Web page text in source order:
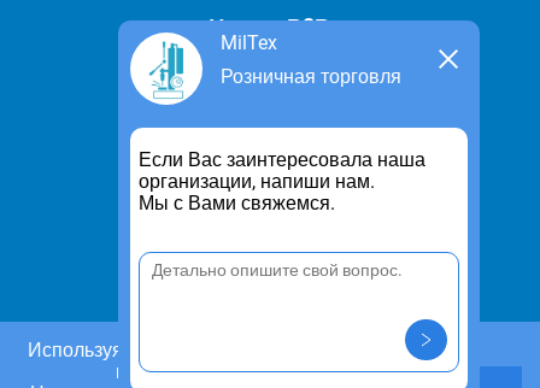
MilTex
Розничная торговля
Если Вас заинтересовала наша
организации, напиши нам.
Мы с Вами свяжемся.
Используя этот сайт, Вы даете согласие на
использование cookies.
Услуги В2В
Найти услугу
Предложить свою услугу
Дропшиппинг
Транспортные услуги
Информация
Политика конфиденциальности
Контакты